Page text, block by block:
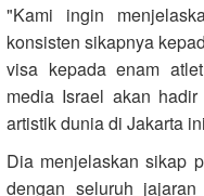
"Kami ingin
konsisten sikapnya
visa kepada enam
media Israel akan
artistik dunia di Jakarta
Dia menjelaskan sikap
dengan seluruh